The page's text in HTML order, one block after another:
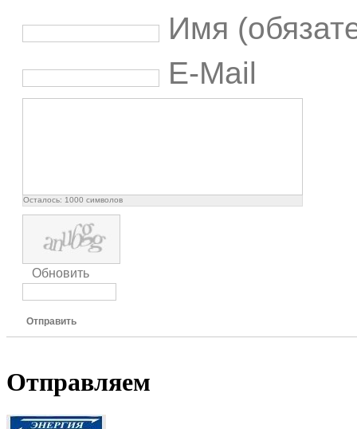
Имя
E-Mail
Осталось: 1000 символов
Обновить
Отправить
Отправляем